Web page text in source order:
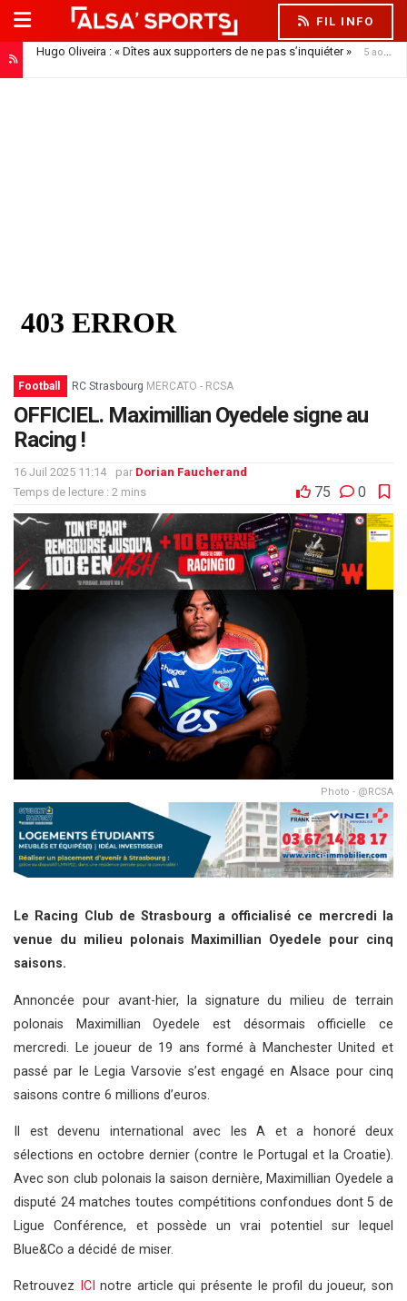
FIL INFO
Hugo Oliveira : « Dîtes aux supporters de ne pas s’inquiéter » 5 août 2026
Football RC Strasbourg MERCATO - RCSA
OFFICIEL. Maximillian Oyedele signe au
Racing !
16 Juil 2025 11:14 par Dorian Faucherand
Temps de lecture : 2 mins
75 0
Photo - @RCSA
Le Racing Club de Strasbourg a officialisé ce mercredi la
venue du milieu polonais Maximillian Oyedele pour cinq
saisons.
Annoncée pour avant-hier, la signature du milieu de terrain
polonais Maximillian Oyedele est désormais officielle ce
mercredi. Le joueur de 19 ans formé à Manchester United et
passé par le Legia Varsovie s’est engagé en Alsace pour cinq
saisons contre 6 millions d’euros.
Il est devenu international avec les A et a honoré deux
sélections en octobre dernier (contre le Portugal et la Croatie).
Avec son club polonais la saison dernière, Maximillian Oyedele a
disputé 24 matches toutes compétitions confondues dont 5 de
Ligue Conférence, et possède un vrai potentiel sur lequel
Blue&Co a décidé de miser.
Retrouvez ICI notre article qui présente le profil du joueur, son